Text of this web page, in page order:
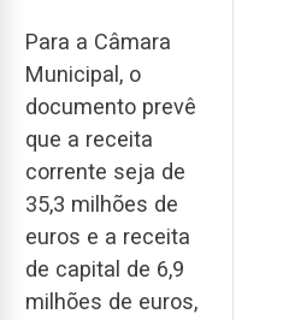
Para a Câmara
Municipal, o
documento prevê
que a receita
corrente seja de
35,3 milhões de
euros e a receita
de capital de 6,9
milhões de euros,